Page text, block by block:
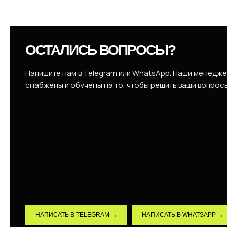
Напишите нам в Telegram или WhatsApp. Наши
снабжены и обучены на то, чтобы решить ваши
ОСТАЛИСЬ ВОПРОСЫ?
НАПИСАТЬ В TELEGRAM → НАПИСАТЬ В WHATSAPP →